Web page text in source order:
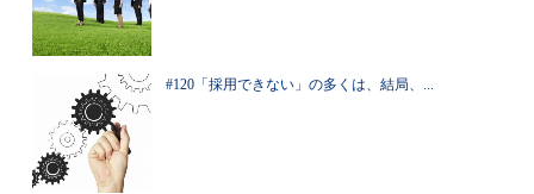
#120「採用できない」の多くは、結局、...